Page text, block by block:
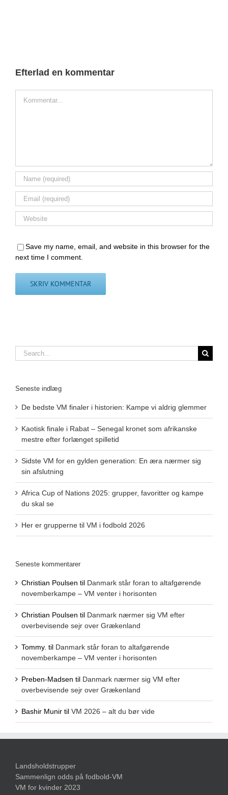
Efterlad en kommentar
Save my name, email, and website in this browser for the
next time I comment.
Search
for:
Seneste indlæg
De bedste VM finaler i historien: Kampe vi aldrig glemmer
Kaotisk finale i Rabat – Senegal kronet som afrikanske
mestre efter forlænget spilletid
Sidste VM for en gylden generation: En æra nærmer sig
sin afslutning
Africa Cup of Nations 2025: grupper, favoritter og kampe
du skal se
Her er grupperne til VM i fodbold 2026
Seneste kommentarer
Christian Poulsen til Danmark står foran to altafgørende
novemberkampe – VM venter i horisonten
Christian Poulsen til Danmark nærmer sig VM efter
overbevisende sejr over Grækenland
Tommy. til Danmark står foran to altafgørende
novemberkampe – VM venter i horisonten
Preben-Madsen til Danmark nærmer sig VM efter
overbevisende sejr over Grækenland
Bashir Munir til VM 2026 – alt du bør vide
Landsholdstrupper
Sammenlign odds på fodbold-VM
VM for kvinder 2023